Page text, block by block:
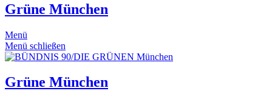
Grüne München
Menü
Menü schließen
Grüne München